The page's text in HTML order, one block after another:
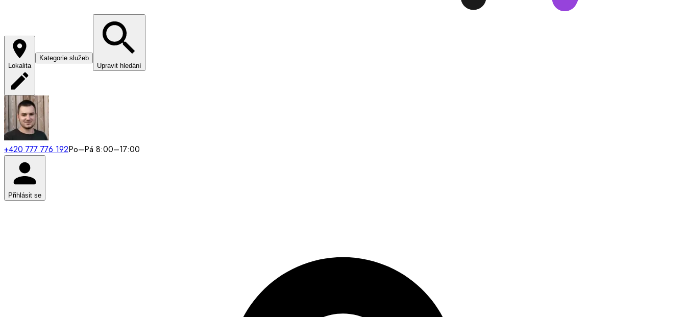
Lokalita
Kategorie služeb
Upravit hledání
+420 777 776 192Po–Pá 8:00–17:00
Přihlásit se